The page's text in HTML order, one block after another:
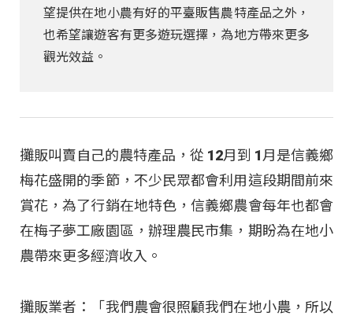
望提供在地小農有好的平臺販售農特產品之外，
也希望讓遊客有更多遊玩選擇，為地方帶來更多
觀光效益。
攤販叫賣自己的農特產品，從 12月到 1月是信義鄉
梅花盛開的季節，不少民眾都會利用這段期間前來
賞花，為了行銷在地特色，信義鄉農會每年也都會
在梅子夢工廠園區，辦理農民市集，期盼為在地小
農帶來更多經濟收入。
攤販業者：「我們農會很照顧我們在地小農，所以